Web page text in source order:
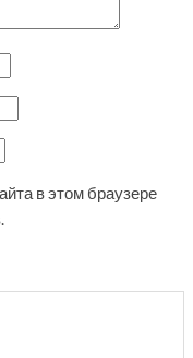
в этом браузере